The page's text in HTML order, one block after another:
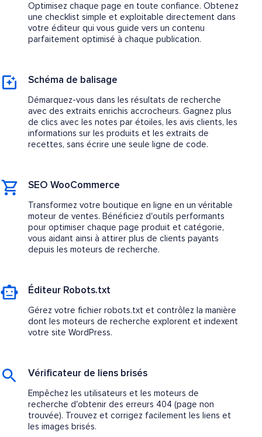
Optimisez chaque page en toute confiance. Obtenez
une checklist simple et exploitable directement dans
votre éditeur qui vous guide vers un contenu
parfaitement optimisé à chaque publication.
Schéma de balisage
Démarquez-vous dans les résultats de recherche
avec des extraits enrichis accrocheurs. Gagnez plus
de clics avec les notes par étoiles, les avis clients, les
informations sur les produits et les extraits de
recettes, sans écrire une seule ligne de code.
SEO WooCommerce
Transformez votre boutique en ligne en un véritable
moteur de ventes. Bénéficiez d'outils performants
pour optimiser chaque page produit et catégorie,
vous aidant ainsi à attirer plus de clients payants
depuis les moteurs de recherche.
Éditeur Robots.txt
Gérez votre fichier robots.txt et contrôlez la manière
dont les moteurs de recherche explorent et indexent
votre site WordPress.
Vérificateur de liens brisés
Empêchez les utilisateurs et les moteurs de
recherche d'obtenir des erreurs 404 (page non
trouvée). Trouvez et corrigez facilement les liens et
les images brisés.